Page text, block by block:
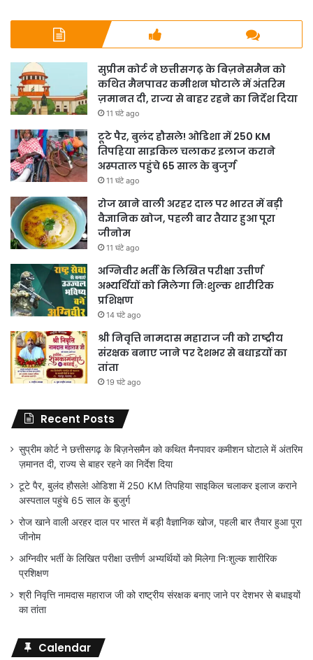
सुप्रीम कोर्ट ने छत्तीसगढ़ के बिज़नेसमैन को
कथित मैनपावर कमीशन घोटाले में अंतरिम
ज़मानत दी, राज्य से बाहर रहने का निर्देश दिया
11 घंटे ago
टूटे पैर, बुलंद हौसले! ओडिशा में 250 KM
तिपहिया साइकिल चलाकर इलाज कराने
अस्पताल पहुंचे 65 साल के बुजुर्ग
11 घंटे ago
रोज खाने वाली अरहर दाल पर भारत में बड़ी
वैज्ञानिक खोज, पहली बार तैयार हुआ पूरा
जीनोम
11 घंटे ago
अग्निवीर भर्ती के लिखित परीक्षा उत्तीर्ण
अभ्यर्थियों को मिलेगा निःशुल्क शारीरिक
प्रशिक्षण
14 घंटे ago
श्री निवृत्ति नामदास महाराज जी को राष्ट्रीय
संरक्षक बनाए जाने पर देशभर से बधाइयों का
तांता
19 घंटे ago
Recent Posts
सुप्रीम कोर्ट ने छत्तीसगढ़ के बिज़नेसमैन को कथित मैनपावर कमीशन घोटाले में अंतरिम
ज़मानत दी, राज्य से बाहर रहने का निर्देश दिया
टूटे पैर, बुलंद हौसले! ओडिशा में 250 KM तिपहिया साइकिल चलाकर इलाज कराने
अस्पताल पहुंचे 65 साल के बुजुर्ग
रोज खाने वाली अरहर दाल पर भारत में बड़ी वैज्ञानिक खोज, पहली बार तैयार हुआ पूरा
जीनोम
अग्निवीर भर्ती के लिखित परीक्षा उत्तीर्ण अभ्यर्थियों को मिलेगा निःशुल्क शारीरिक
प्रशिक्षण
श्री निवृत्ति नामदास महाराज जी को राष्ट्रीय संरक्षक बनाए जाने पर देशभर से बधाइयों
का तांता
Calendar